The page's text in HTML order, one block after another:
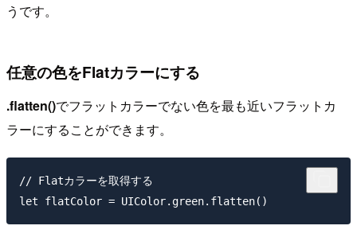
うです。
任意の色をFlatカラーにする
.flatten()でフラットカラーでない色を最も近いフラットカ
ラーにすることができます。
// Flatカラーを取得する